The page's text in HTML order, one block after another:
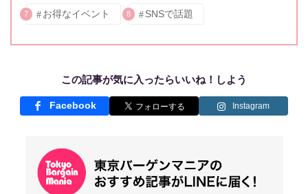
7 お得なイベント 8 SNSで話題
この記事が気に入ったらいいね！しよう
Facebook Instagram